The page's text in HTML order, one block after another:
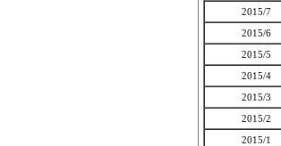
2015/7
2015/6
2015/5
2015/4
2015/3
2015/2
2015/1